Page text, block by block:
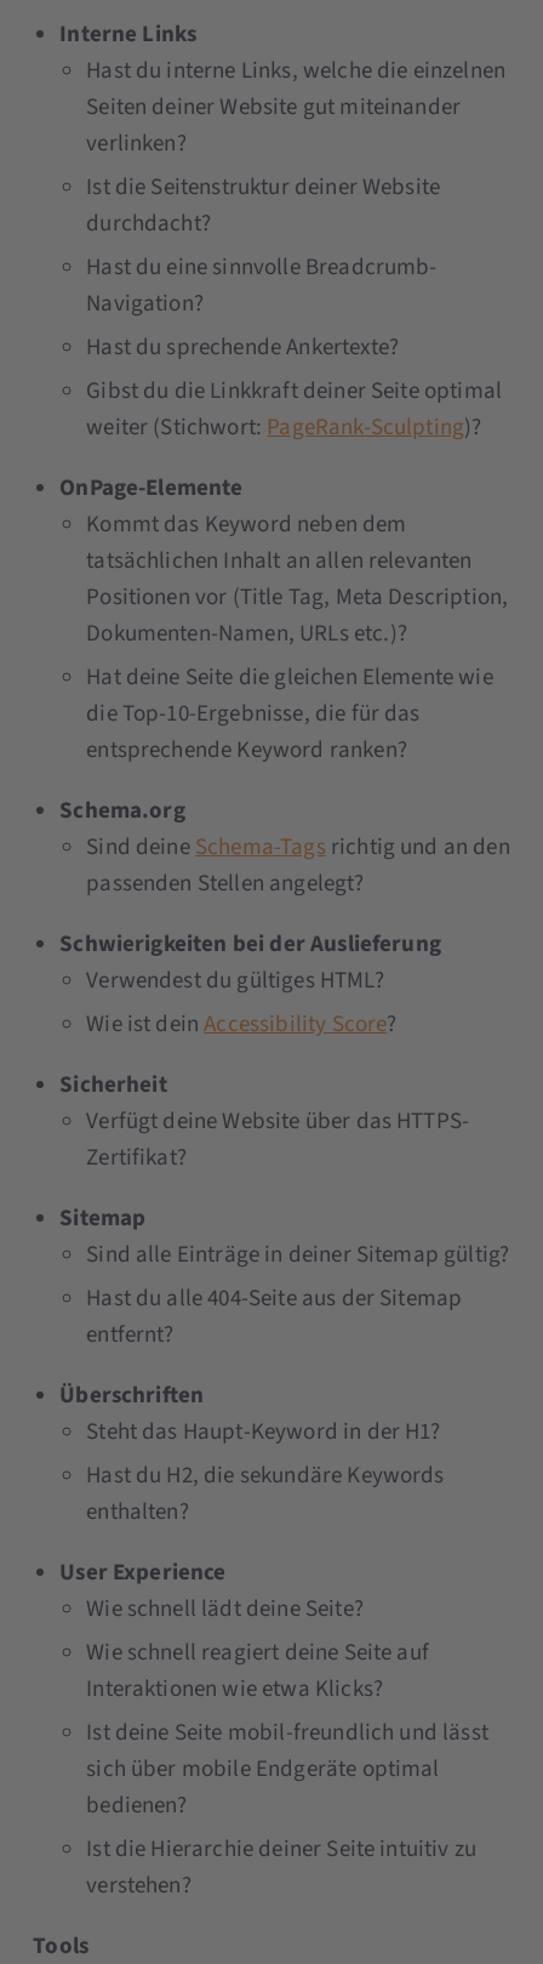
Interne Links
Hast du interne Links, welche die einzelnen
Seiten deiner Website gut miteinander
verlinken?
Ist die Seitenstruktur deiner Website
durchdacht?
Hast du eine sinnvolle Breadcrumb-
Navigation?
Hast du sprechende Ankertexte?
Gibst du die Linkkraft deiner Seite optimal
weiter (Stichwort:PageRank-Sculpting)?
OnPage-Elemente
Kommt das Keyword neben dem
tatsächlichen Inhalt an allen relevanten
Positionen vor (Title Tag, Meta Description,
Dokumenten-Namen, URLs etc.)?
Hat deine Seite die gleichen Elemente wie
die Top-10-Ergebnisse, die für das
entsprechende Keyword ranken?
Schema.org
Sind deineSchema-Tagsrichtig und an den
passenden Stellen angelegt?
Schwierigkeiten bei der Auslieferung
Verwendest du gültiges HTML?
Wie ist deinAccessibility Score?
Sicherheit
Verfügt deine Website über das HTTPS-
Zertifikat?
Sitemap
Sind alle Einträge in deiner Sitemap gültig?
Hast du alle 404-Seite aus der Sitemap
entfernt?
Überschriften
Steht das Haupt-Keyword in der H1?
Hast du H2, die sekundäre Keywords
enthalten?
User Experience
Wie schnell lädt deine Seite?
Wie schnell reagiert deine Seite auf
Interaktionen wie etwa Klicks?
Ist deine Seite mobil-freundlich und lässt
sich über mobile Endgeräte optimal
bedienen?
Ist die Hierarchie deiner Seite intuitiv zu
verstehen?
Tools